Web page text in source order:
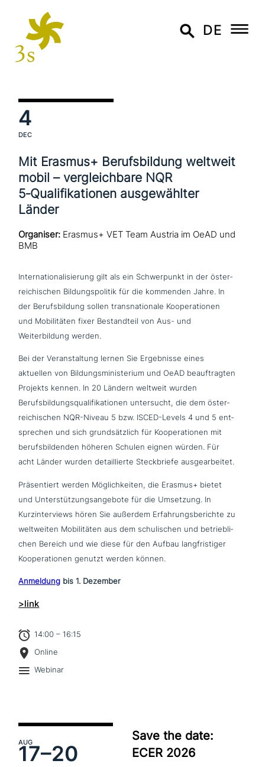
DE
4
DEC
Mit Erasmus+ Berufsbildung weltweit
mobil – ver­gleich­ba­re NQR
5‑Qualifikationen aus­ge­wähl­ter
Länder
Organiser: Erasmus+ VET Team Austria im OeAD und
BMB
Internationalisierung gilt als ein Schwerpunkt in der öster­
rei­chi­schen Bildungspolitik für die kommenden Jahre. In
der Berufsbildung sollen trans­na­tio­na­le Kooperationen
und Mobilitäten fixer Bestandteil von Aus- und
Weiterbildung werden.
Bei der Veranstaltung lernen Sie Ergebnisse eines
aktuellen von Bildungsministerium und OeAD beauf­trag­ten
Projekts kennen. In 20 Ländern weltweit wurden
Berufsbildungsqualifikationen unter­sucht, die dem öster­
rei­chi­schen NQR-Niveau 5 bzw. ISCED-Levels 4 und 5 ent­
spre­chen und sich grund­sätz­lich für Kooperationen mit
berufs­bil­den­den höheren Schulen eignen würden. Für
acht Länder wurden detail­lier­te Steckbriefe ausgearbeitet.
Präsentiert werden Möglichkeiten, die Erasmus+ bietet
und Unterstützungsangebote für die Umsetzung. In
Kurzinterviews hören Sie außerdem Erfahrungsberichte zu
welt­wei­ten Mobilitäten aus dem schu­li­schen und betrieb­li­
chen Bereich und wie diese für den Aufbau lang­fri­sti­ger
Kooperationen genutzt werden können.
Anmeldung bis 1. Dezember
>link
14:00 – 16:15
Online
Webinar
AUG
17–20
Save the date:
ECER 2026